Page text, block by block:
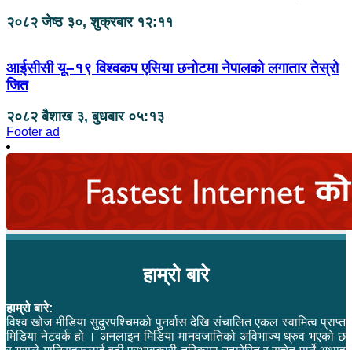
२०८२ जेष्ठ ३०, शुक्रबार १२:११
आईसीसी यू–१९ विश्वकप एसिया छनोटमा नेपालको लगातार तेस्रो
जित
२०८२ बैशाख ३, बुधबार ०५:१३
Footer ad
हाम्रो बारे
हाम्रो बारे:
विश्व खोज मीडिया सुदुरपश्चिमको पुनर्वास देखि संचालित एकल स्वामित्व प्राप्त
मिडिया नेटवर्क हो । अनलाइन मिडिया मानवजातिको अविभाज्य ध्रुव भएको छ